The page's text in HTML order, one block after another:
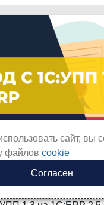
на ERP
сайт, вы
файловcookie
Согласен